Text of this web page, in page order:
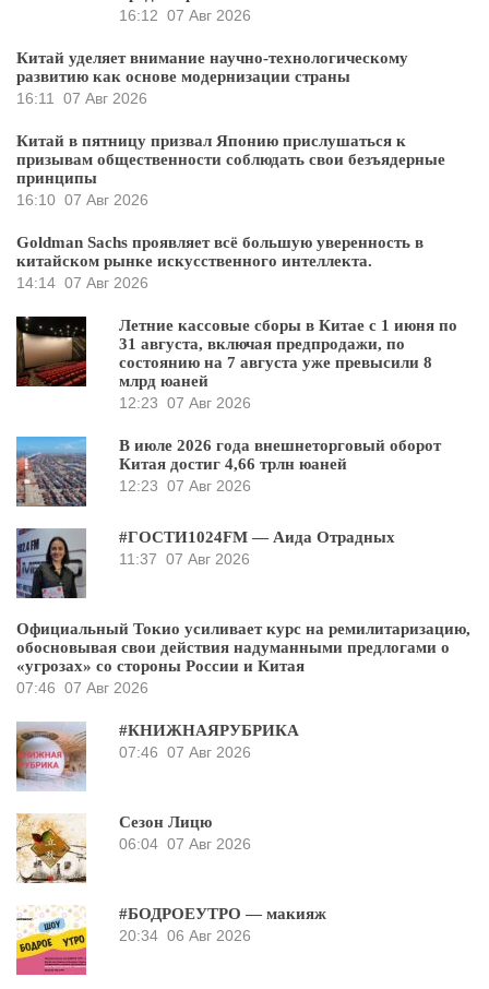
16:12 07 Авг 2026
Китай уделяет внимание научно-технологическому
развитию как основе модернизации страны
16:11
07 Авг 2026
Китай в пятницу призвал Японию прислушаться к
призывам общественности соблюдать свои безъядерные
принципы
16:10 07 Авг 2026
Goldman Sachs проявляет всё большую уверенность в
китайском рынке искусственного интеллекта.
14:14 07 Авг 2026
Летние кассовые сборы в Китае с 1 июня по
31 августа, включая предпродажи, по
состоянию на 7 августа уже превысили 8
млрд юаней
12:23 07 Авг 2026
В июле 2026 года внешнеторговый оборот
Китая достиг 4,66 трлн юаней
12:23 07 Авг 2026
#ГОСТИ1024FM — Аида Отрадных
11:37 07 Авг 2026
Официальный Токио усиливает курс на ремилитаризацию,
обосновывая свои действия надуманными предлогами о
«угрозах» со стороны России и Китая
07:46 07 Авг 2026
#КНИЖНАЯРУБРИКА
07:46 07 Авг 2026
Сезон Лицю
06:04 07 Авг 2026
#БОДРОЕУТРО — макияж
20:34 06 Авг 2026